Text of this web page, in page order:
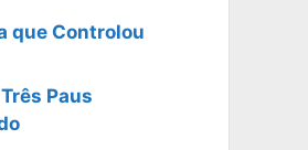
que Controlou
Paus